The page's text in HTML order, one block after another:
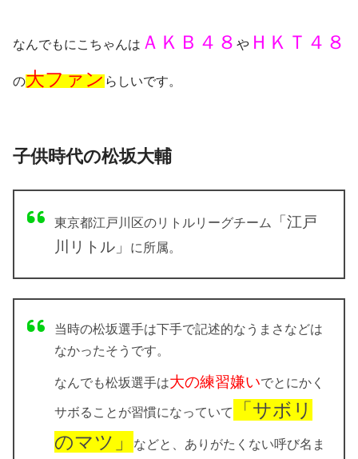
なんでもにこちゃんは ＡＫＢ４８ や ＨＫＴ４８
の大ファンらしいです。
子供時代の松坂大輔
東京都江戸川区のリトルリーグチーム
「江戸
川リトル」
に所属。
当時の松坂選手は下手で記述的なうまさなどは
なかったそうです。
なんでも松坂選手は大の練習嫌いでとにかく
サボることが習慣になっていて
「サボリ
のマツ」
などと、ありがたくない呼び名ま